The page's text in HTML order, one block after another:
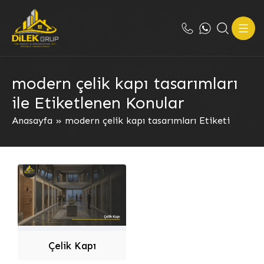
modern çelik kapı tasarımları
ile Etiketlenen Konular
Anasayfa » modern çelik kapı tasarımları Etiketi
Çelik Kapı